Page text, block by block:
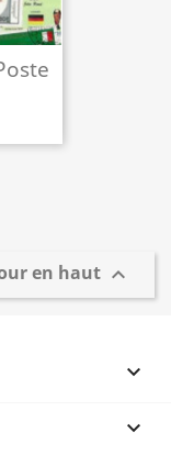
en haut 

